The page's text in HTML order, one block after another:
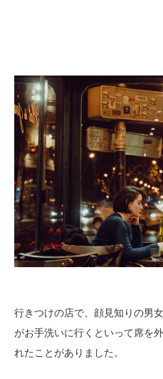
行きつけの店で、顔見知りの男
がお手洗いに行くといって席を
れたことがありました。